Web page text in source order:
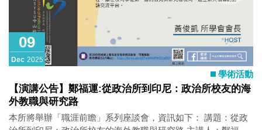
09
Dec 2025
學術活動
【演講公告】鄭福運:從政治所到印尼：政治所校友的海
外教職與研究路
本所將舉辦「職涯前瞻」系列座談會，資訊如下： 講題：從政